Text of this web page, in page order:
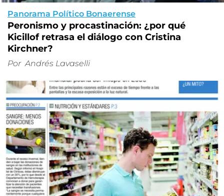
Panorama Político Bonaerense
Peronismo y procastinación: ¿por qué
Kicillof retrasa el diálogo con Cristina
Kirchner?
Por Andrés Lavaselli